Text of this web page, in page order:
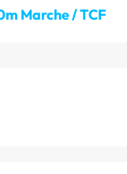
Marche / TCF